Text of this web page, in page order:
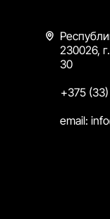
230026,
30
+375
email: